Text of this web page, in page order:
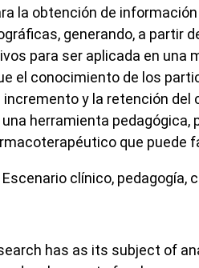
la obtención de
generando, a partir
para ser aplicada en
el conocimiento de los
y la retención
herramienta
que puede
Escenario clínico, pedagogía,
has as its subject of